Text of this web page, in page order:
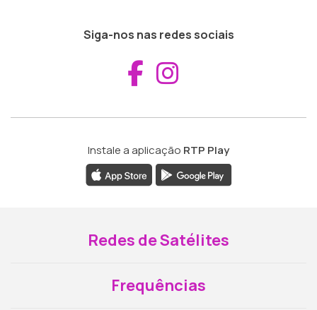
Siga-nos nas redes sociais
Aceder ao
Instale a aplicação RTP Play
Redes de Satélites
Frequências